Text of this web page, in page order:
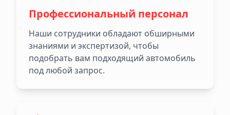
Профессиональный персонал
Наши сотрудники обладают обширными
знаниями и экспертизой, чтобы
подобрать вам подходящий автомобиль
под любой запрос.